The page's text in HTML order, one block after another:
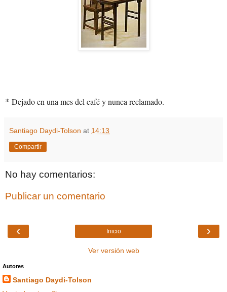
* Dejado en una mes del café y nunca reclamado.
Santiago Daydi-Tolson at 14:13
Compartir
No hay comentarios:
Publicar un comentario
‹ ›
Inicio
Ver versión web
Autores
Santiago Daydi-Tolson